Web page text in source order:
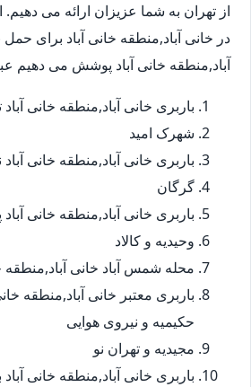
از تهران به شما عزیزان ارائه می
در خانی آباد,منطقه خانی آباد برای حمل
آباد,منطقه خانی آباد پوشش می دهیم
باربری خانی آباد,منطقه خانی
شهرک امید
باربری خانی آباد,منطقه خانی
گرگان
باربری خانی آباد,منطقه خانی
وحیدیه و کالاد
محله شمس آباد خانی آباد,منطقه
باربری معتبر خانی آباد,منطقه
حکیمیه و نیروی هوایی
مجیدیه و تهران نو
باربری خانی آباد,منطقه خانی